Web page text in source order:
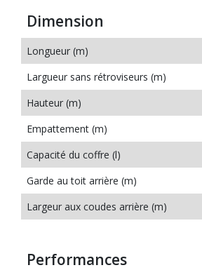
Dimension
Longueur (m)
Largueur sans rétroviseurs (m)
Hauteur (m)
Empattement (m)
Capacité du coffre (l)
Garde au toit arrière (m)
Largeur aux coudes arrière (m)
Performances